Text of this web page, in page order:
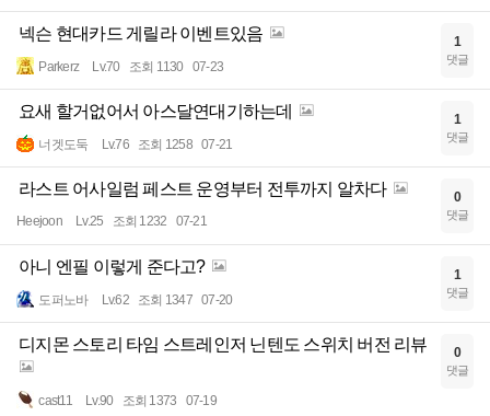
넥슨 현대카드 게릴라 이벤트있음
Parkerz Lv.70 조회 1130 07-23
1
댓글
요새 할거없어서 아스달연대기하는데
너겟도둑 Lv.76 조회 1258 07-21
1
댓글
라스트 어사일럼 페스트 운영부터 전투까지 알차다
Heejoon Lv.25 조회 1232 07-21
0
댓글
아니 엔필 이렇게 준다고?
도퍼노바 Lv.62 조회 1347 07-20
1
댓글
디지몬 스토리 타임 스트레인저 닌텐도 스위치 버전 리뷰
cast11 Lv.90 조회 1373 07-19
0
댓글